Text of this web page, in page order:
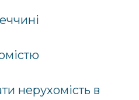
нерухомість в